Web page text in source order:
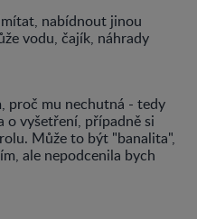
nabídnout jinou
vodu, čajík, náhrady
proč mu nechutná - tedy
o vyšetření, případně si
Může to být "banalita",
ale nepodcenila bych